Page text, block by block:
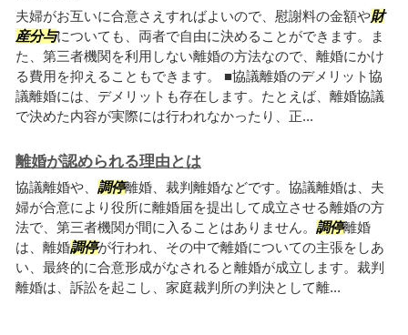
夫婦がお互いに合意さえすればよいので、慰謝料の金額や財
産分与についても、両者で自由に決めることができます。ま
た、第三者機関を利用しない離婚の方法なので、離婚にかけ
る費用を抑えることもできます。 ■協議離婚のデメリット協
議離婚には、デメリットも存在します。たとえば、離婚協議
で決めた内容が実際には行われなかったり、正...
離婚が認められる理由とは
協議離婚や、 調停離婚、裁判離婚などです。協議離婚は、夫
婦が合意により役所に離婚届を提出して成立させる離婚の方
法で、第三者機関が間に入ることはありません。 調停離婚
は、離婚調停が行われ、その中で離婚についての主張をしあ
い、最終的に合意形成がなされると離婚が成立します。裁判
離婚は、訴訟を起こし、家庭裁判所の判決として離...